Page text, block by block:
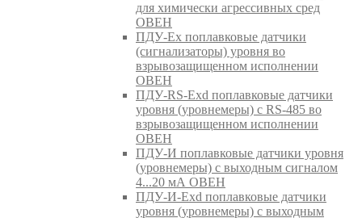
для химически агрессивных сред
ОВЕН
ПДУ-Ex поплавковые датчики
(сигнализаторы) уровня во
взрывозащищенном исполнении
ОВЕН
ПДУ-RS-Exd поплавковые датчики
уровня (уровнемеры) с RS-485 во
взрывозащищенном исполнении
ОВЕН
ПДУ-И поплавковые датчики уровня
(уровнемеры) с выходным сигналом
4...20 мА ОВЕН
ПДУ-И-Exd поплавковые датчики
уровня (уровнемеры) с выходным